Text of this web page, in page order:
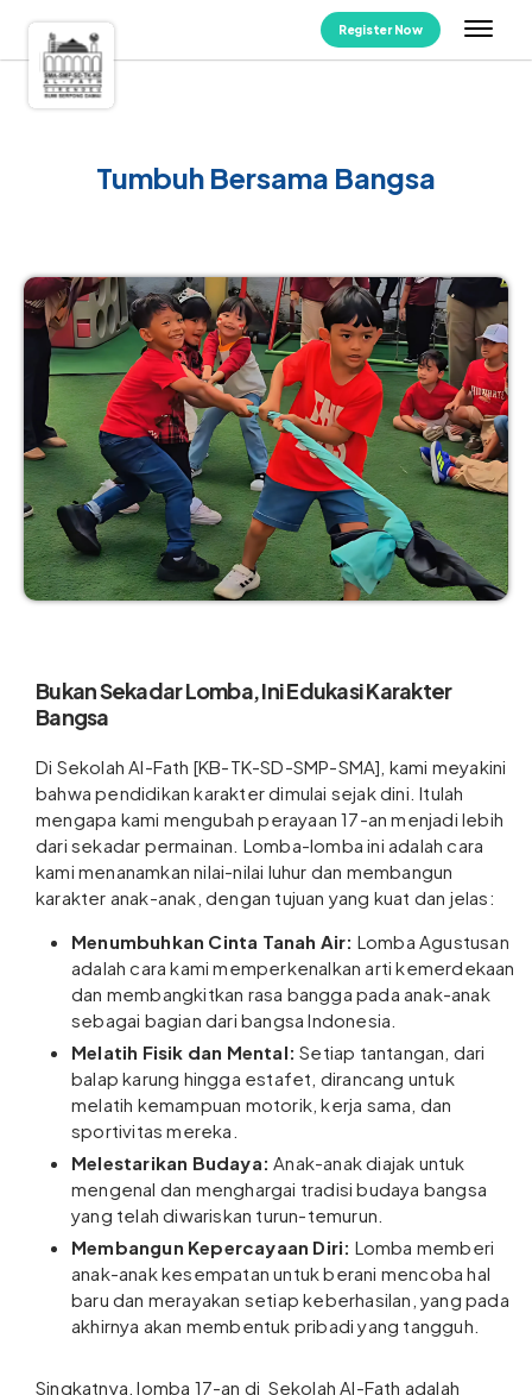
Register Now
Tumbuh Bersama Bangsa
Bukan Sekadar Lomba, Ini Edukasi Karakter
Bangsa
Di Sekolah Al-Fath [KB-TK-SD-SMP-SMA], kami meyakini
bahwa pendidikan karakter dimulai sejak dini. Itulah
mengapa kami mengubah perayaan 17-an menjadi lebih
dari sekadar permainan. Lomba-lomba ini adalah cara
kami menanamkan nilai-nilai luhur dan membangun
karakter anak-anak, dengan tujuan yang kuat dan jelas:
Menumbuhkan Cinta Tanah Air: Lomba Agustusan
adalah cara kami memperkenalkan arti kemerdekaan
dan membangkitkan rasa bangga pada anak-anak
sebagai bagian dari bangsa Indonesia.
Melatih Fisik dan Mental: Setiap tantangan, dari
balap karung hingga estafet, dirancang untuk
melatih kemampuan motorik, kerja sama, dan
sportivitas mereka.
Melestarikan Budaya: Anak-anak diajak untuk
mengenal dan menghargai tradisi budaya bangsa
yang telah diwariskan turun-temurun.
Membangun Kepercayaan Diri: Lomba memberi
anak-anak kesempatan untuk berani mencoba hal
baru dan merayakan setiap keberhasilan, yang pada
akhirnya akan membentuk pribadi yang tangguh.
Singkatnya, lomba 17-an di Sekolah Al-Fath adalah